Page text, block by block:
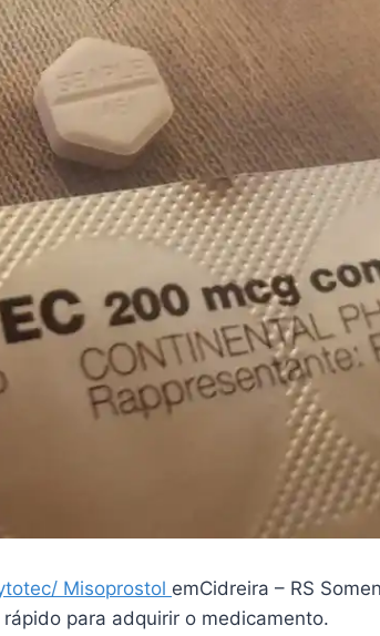
Misoprostol emCidreira – RS
para adquirir o medicamento.